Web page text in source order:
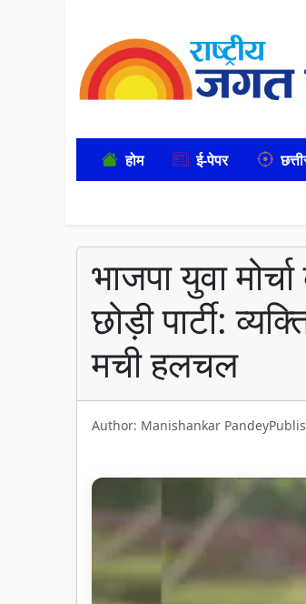
होम ई-पेपर
भाजपा युवा
छोड़ी पार्टी:
मची हलचल
Author: Manishankar Pandey